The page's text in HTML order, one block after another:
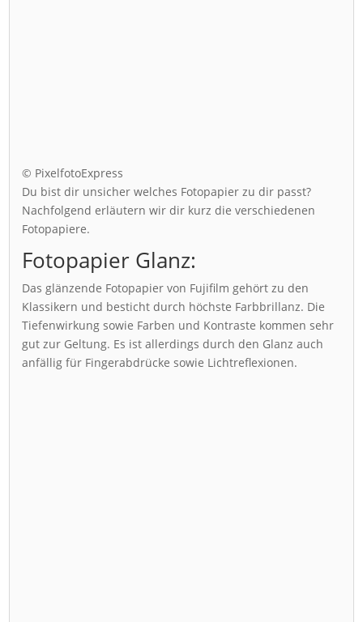
© PixelfotoExpress
Du bist dir unsicher welches Fotopapier zu dir passt?
Nachfolgend erläutern wir dir kurz die verschiedenen
Fotopapiere.
Fotopapier Glanz:
Das glänzende Fotopapier von Fujifilm gehört zu den
Klassikern und besticht durch höchste Farbbrillanz. Die
Tiefenwirkung sowie Farben und Kontraste kommen sehr
gut zur Geltung. Es ist allerdings durch den Glanz auch
anfällig für Fingerabdrücke sowie Lichtreflexionen.